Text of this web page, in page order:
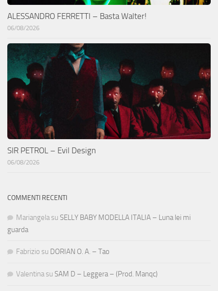
ALESSANDRO FERRETTI – Basta Walter!
06/08/2026
SIR PETROL – Evil Design
06/08/2026
COMMENTI RECENTI
Mariangela su SELLY BABY MODELLA ITALIA – Luna lei mi
guarda
Fabrizio su DORIAN O. A. – Tao
Valentina su SAM D – Leggera – (Prod. Manqc)